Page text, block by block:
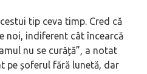
tip ceva timp. Cred că
noi, indiferent cât încearcă
nu se curăță”, a notat
pe șoferul fără lunetă, dar